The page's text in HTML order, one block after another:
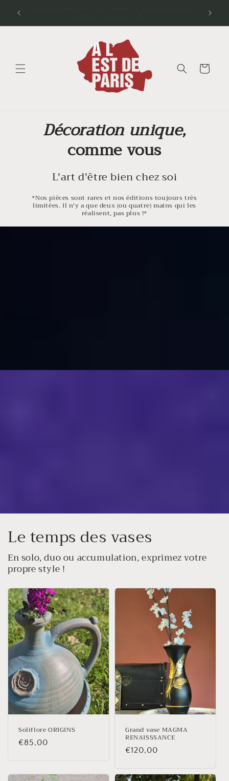
passer
💘
Panier
Décoration unique,
comme vous
L'art d'être bien chez soi
*Nos pièces sont rares et nos éditions toujours très
limitées. Il n'y a que deux (ou quatre) mains qui les
réalisent, pas plus !*
Le temps des vases
En solo, duo ou accumulation, exprimez votre
propre style !
Soliflore ORIGINS
Prix
€85,00
Grand vase MAGMA
RENAISSSANCE
Prix
€120,00